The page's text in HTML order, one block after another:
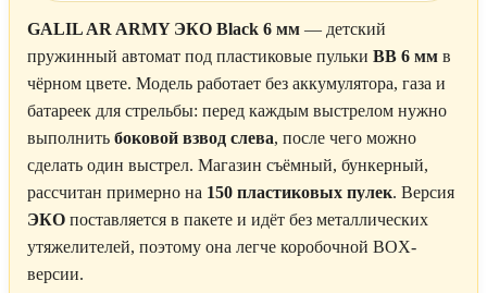
GALIL AR ARMY ЭКО Black 6 мм — детский
пружинный автомат под пластиковые пульки BB 6 мм в
чёрном цвете. Модель работает без аккумулятора, газа и
батареек для стрельбы: перед каждым выстрелом нужно
выполнить боковой взвод слева, после чего можно
сделать один выстрел. Магазин съёмный, бункерный,
рассчитан примерно на 150 пластиковых пулек. Версия
ЭКО поставляется в пакете и идёт без металлических
утяжелителей, поэтому она легче коробочной BOX-
версии.